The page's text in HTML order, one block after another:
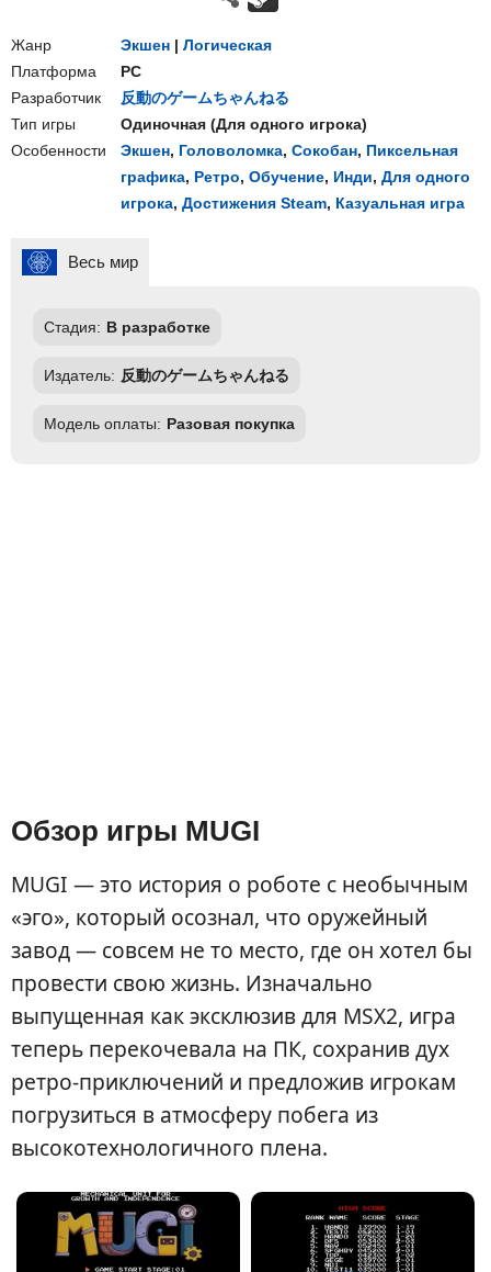
Жанр Экшен | Логическая
Платформа
PC
Разработчик
反動のゲームちゃんねる
Тип игры
Одиночная (Для одного игрока)
Особенности
Экшен, Головоломка, Сокобан, Пиксельная
графика, Ретро, Обучение, Инди, Для одного
игрока, Достижения Steam, Казуальная игра
Весь мир
Стадия: В разработке
Издатель: 反動のゲームちゃんねる
Модель оплаты: Разовая покупка
Обзор игры MUGI
MUGI — это история о роботе с необычным
«эго», который осознал, что оружейный
завод — совсем не то место, где он хотел бы
провести свою жизнь. Изначально
выпущенная как эксклюзив для MSX2, игра
теперь перекочевала на ПК, сохранив дух
ретро-приключений и предложив игрокам
погрузиться в атмосферу побега из
высокотехнологичного плена.